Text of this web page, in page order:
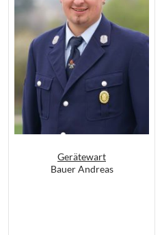
Gerätewart
Bauer Andreas